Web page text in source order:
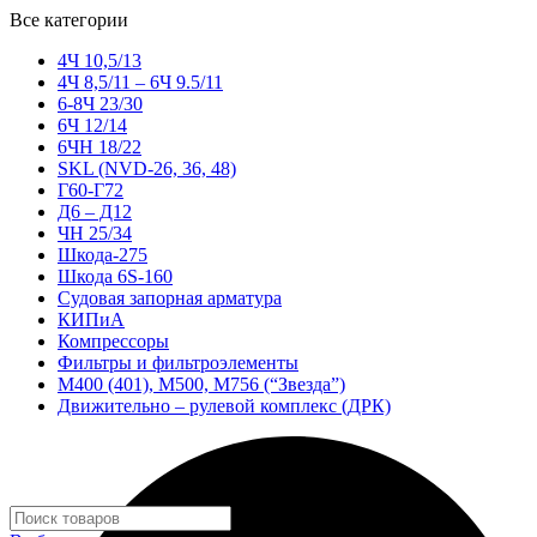
Все категории
4Ч 10,5/13
4Ч 8,5/11 – 6Ч 9.5/11
6-8Ч 23/30
6Ч 12/14
6ЧН 18/22
SKL (NVD-26, 36, 48)
Г60-Г72
Д6 – Д12
ЧН 25/34
Шкода-275
Шкода 6S-160
Судовая запорная арматура
КИПиА
Компрессоры
Фильтры и фильтроэлементы
М400 (401), М500, М756 (“Звезда”)
Движительно – рулевой комплекс (ДРК)